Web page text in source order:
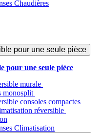
Chaudières
pour une seule pièce
pour une seule pièce
murale
monosplit
consoles compactes
réversible
Climatisation